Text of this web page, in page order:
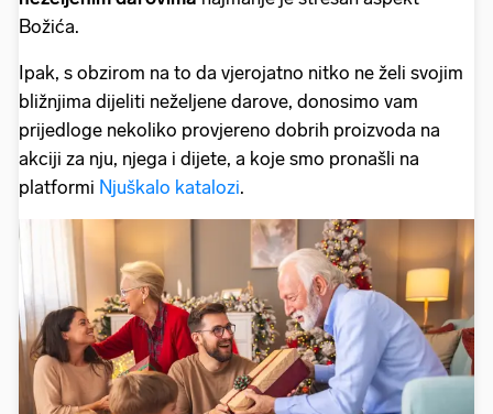
Božića.
Ipak, s obzirom na to da vjerojatno nitko ne želi svojim
bližnjima dijeliti neželjene darove, donosimo vam
prijedloge nekoliko provjereno dobrih proizvoda na
akciji za nju, njega i dijete, a koje smo pronašli na
platformi Njuškalo katalozi.